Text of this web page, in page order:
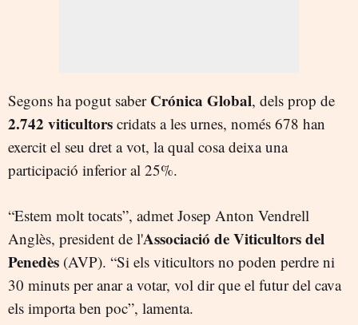
Segons ha pogut saber Crónica Global, dels prop de
2.742 viticultors cridats a les urnes, només 678 han
exercit el seu dret a vot, la qual cosa deixa una
participació inferior al 25%.
“Estem molt tocats”, admet Josep Anton Vendrell
Anglès, president de l'Associació de Viticultors del
Penedès (AVP). “Si els viticultors no poden perdre ni
30 minuts per anar a votar, vol dir que el futur del cava
els importa ben poc”, lamenta.